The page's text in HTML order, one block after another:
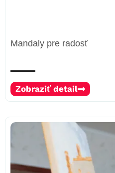
Mandaly pre radosť
Zobraziť detail